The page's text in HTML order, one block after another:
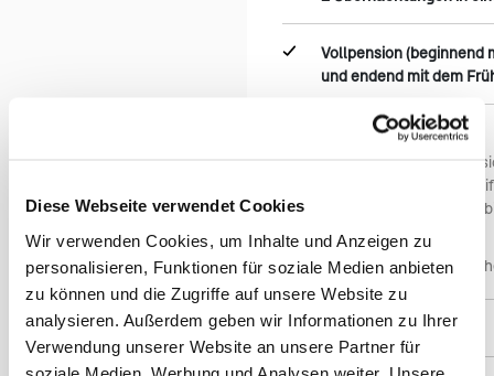
Diese Webseite verwendet Cookies
Wir verwenden Cookies, um Inhalte und Anzeigen zu
personalisieren, Funktionen für soziale Medien anbieten
zu können und die Zugriffe auf unsere Website zu
analysieren. Außerdem geben wir Informationen zu Ihrer
Verwendung unserer Website an unsere Partner für
soziale Medien, Werbung und Analysen weiter. Unsere
Vollpension (beginnend
und endend mit dem
3 Aktivitäten:
Geführte Tour im
Métis Crossing
weißen Bisons,
Meet the Métis Tour
Through the Eye of
Steuern und Gebühren